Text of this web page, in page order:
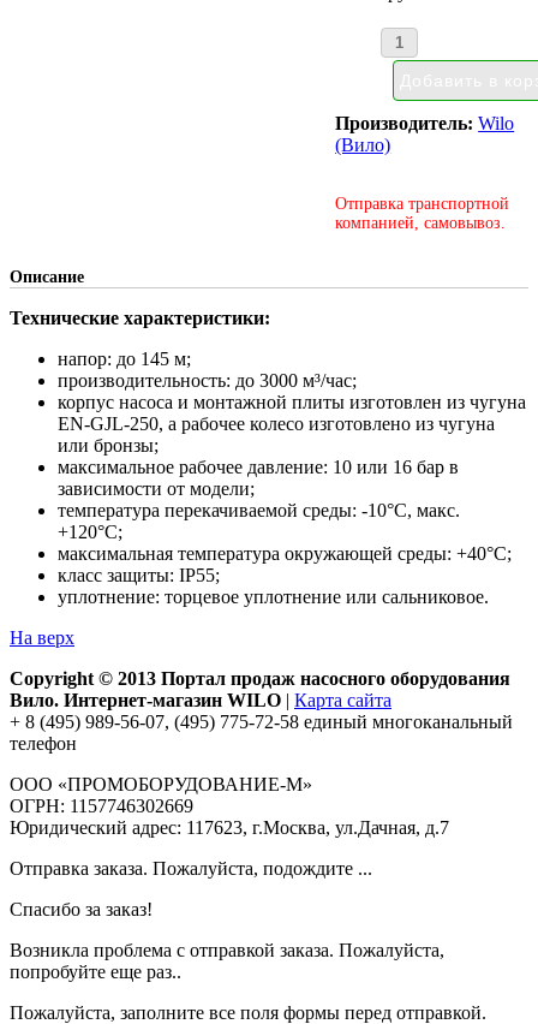
Производитель:Wilo
(Вило)
Отправка транспортной
компанией, самовывоз.
Описание
Технические характеристики:
напор: до 145 м;
производительность: до 3000 м³/час;
корпус насоса и монтажной плиты изготовлен из чугуна
EN-GJL-250, а рабочее колесо изготовлено из чугуна
или бронзы;
максимальное рабочее давление: 10 или 16 бар в
зависимости от модели;
температура перекачиваемой среды: -10°С, макс.
+120°С;
максимальная температура окружающей среды: +40°С;
класс защиты: IP55;
уплотнение: торцевое уплотнение или сальниковое.
На верх
Copyright © 2013 Портал продаж насосного оборудования
Вило. Интернет-магазин WILO | Карта сайта
+ 8 (495) 989-56-07, (495) 775-72-58 единый многоканальный
телефон
ООО «ПРОМОБОРУДОВАНИЕ-М»
ОГРН: 1157746302669
Юридический адрес: 117623, г.Москва, ул.Дачная, д.7
Отправка заказа. Пожалуйста, подождите ...
Спасибо за заказ!
Возникла проблема с отправкой заказа. Пожалуйста,
попробуйте еще раз..
Пожалуйста, заполните все поля формы перед отправкой.